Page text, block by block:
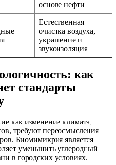
основе нефти
Естественная
очистка воздуха,
украшение и
звукоизоляция
как
стандарты
как изменение климата,
требуют переосмысления
Биомимикрия является
уменьшить углеродный
в городских условиях.